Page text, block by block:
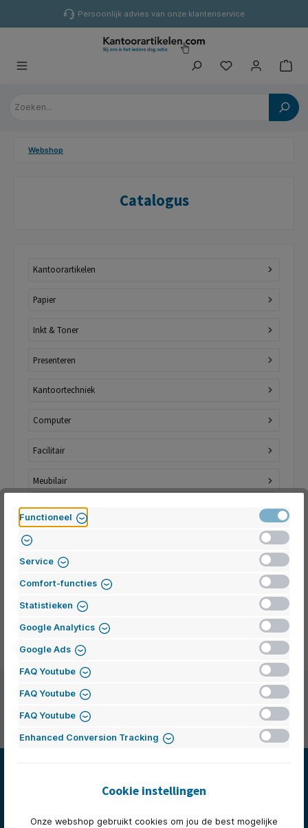
Persoonlijk advies van onze klantenservice
Webshop
Catalogus
Kantoorartikelen
Papier
Inkt & Toner
Presenteren
Kantoortechniek
Computer
Facilitair
Meubilair
Ergonomie
Thuiswerk toppers
Vrijdagmiddagborrel
Persoonlijk advies van onze klantenservice
Onze ervaren medewerkers staan je graag op werkdagen van
8.30 tot 17.00 te woord per telefoon of e-mail.
met het laatste nieuws.
mailadres*
Functioneel
Service
Comfort-functies
Statistieken
Google Analytics
Google Ads
FAQ Youtube
FAQ Youtube
FAQ Youtube
Enhanced Conversion Tracking
Cookie instellingen
Onze webshop gebruikt cookies om jou de best mogelijke